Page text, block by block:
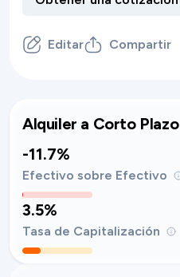
Editar Compartir
Alquiler a Corto Plazo
-11.7%
Efectivo sobre Efectivo
3.5%
Tasa de Capitalización